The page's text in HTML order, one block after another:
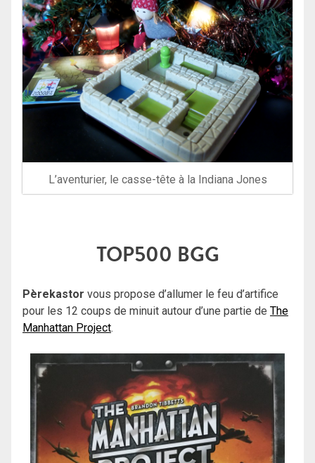
L’aventurier, le casse-tête à la Indiana Jones
TOP500 BGG
Pèrekastor vous propose d’allumer le feu d’artifice
pour les 12 coups de minuit autour d’une partie de The
Manhattan Project.